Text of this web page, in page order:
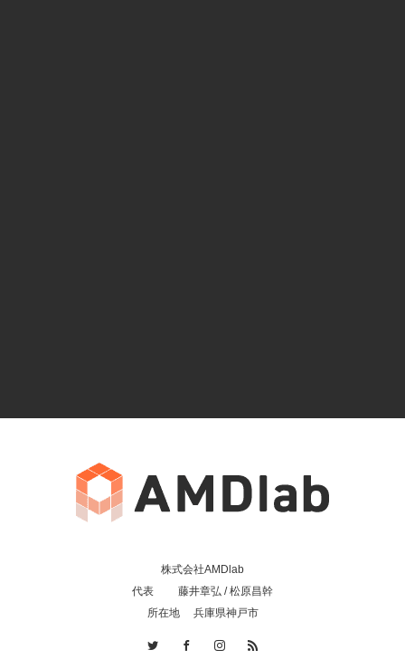
株式会社AMDlab
代表 藤井章弘 / 松原昌幹
所在地 兵庫県神戸市